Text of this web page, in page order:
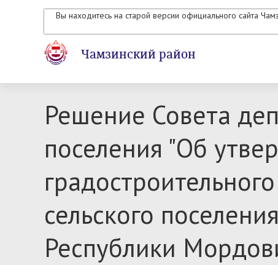
Вы находитесь на старой версии официального сайта
Чамзинский район
Решение Совета
поселения "Об
сельского
Республики